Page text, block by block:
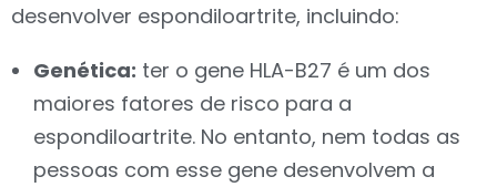
desenvolver espondiloartrite, incluindo:
Genética: ter o gene HLA-B27 é um dos
maiores fatores de risco para a
espondiloartrite. No entanto, nem todas as
pessoas com esse gene desenvolvem a